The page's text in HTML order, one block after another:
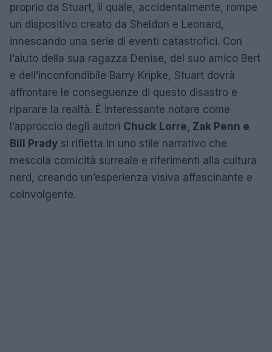
proprio da Stuart, il quale, accidentalmente, rompe
un dispositivo creato da Sheldon e Leonard,
innescando una serie di eventi catastrofici. Con
l’aiuto della sua ragazza Denise, del suo amico Bert
e dell’inconfondibile Barry Kripke, Stuart dovrà
affrontare le conseguenze di questo disastro e
riparare la realtà. È interessante notare come
l’approccio degli autori Chuck Lorre, Zak Penn e
Bill Prady si rifletta in uno stile narrativo che
mescola comicità surreale e riferimenti alla cultura
nerd, creando un’esperienza visiva affascinante e
coinvolgente.